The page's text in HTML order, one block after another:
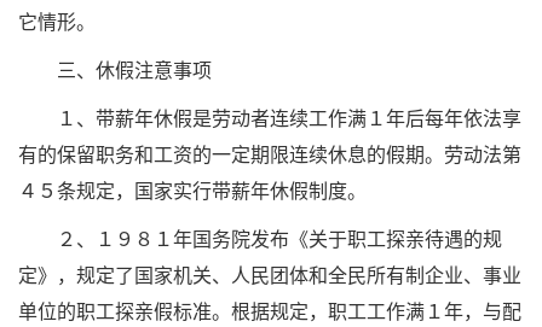
它情形。
三、休假注意事项
１、带薪年休假是劳动者连续工作满１年后每年依法享
有的保留职务和工资的一定期限连续休息的假期。劳动法第
４５条规定，国家实行带薪年休假制度。
２、１９８１年国务院发布《关于职工探亲待遇的规
定》，规定了国家机关、人民团体和全民所有制企业、事业
单位的职工探亲假标准。根据规定，职工工作满１年，与配